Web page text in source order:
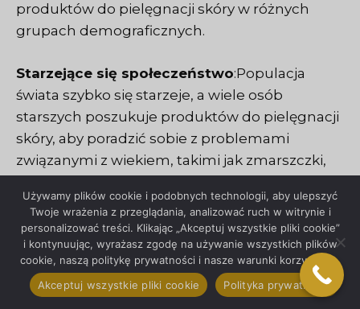
produktów do pielęgnacji skóry w różnych
grupach demograficznych.
Starzejące się społeczeństwo:Populacja
świata szybko się starzeje, a wiele osób
starszych poszukuje produktów do pielęgnacji
skóry, aby poradzić sobie z problemami
związanymi z wiekiem, takimi jak zmarszczki,
populacja stanowi lukratywny rynek dla
produktów i zabiegów przeciwstarzeniowych
do pielęgnacji skóry, napędzając innowacje i
inwestycje w tym segmencie.
Używamy plików cookie i podobnych technologii, aby ulepszyć
Twoje wrażenia z przeglądania, analizować ruch w witrynie i
personalizować treści. Klikając „Akceptuj wszystkie pliki cookie”
i kontynuując, wyrażasz zgodę na używanie wszystkich plików
cookie, naszą politykę prywatności i nasze warunki korzystania.
Akceptuj wszystkie pliki cookie
Polityka prywatności